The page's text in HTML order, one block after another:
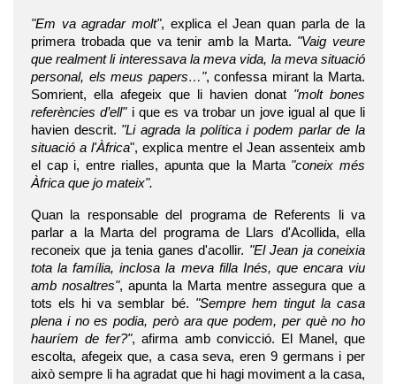
"Em va agradar molt", explica el Jean quan parla de la
primera trobada que va tenir amb la Marta. "Vaig veure
que realment li interessava la meva vida, la meva situació
personal, els meus papers…", confessa mirant la Marta.
Somrient, ella afegeix que li havien donat "molt bones
referències d’ell"i que es va trobar un jove igual al que li
havien descrit. "Li agrada la política i podem parlar de la
situació a l'Àfrica", explica mentre el Jean assenteix amb
el cap i, entre rialles, apunta que la Marta "coneix més
Àfrica que jo mateix".
Quan la responsable del programa de Referents li va
parlar a la Marta del programa de Llars d'Acollida, ella
reconeix que ja tenia ganes d'acollir. "El Jean ja coneixia
tota la família, inclosa la meva filla Inés, que encara viu
amb nosaltres", apunta la Marta mentre assegura que a
tots els hi va semblar bé. "Sempre hem tingut la casa
plena i no es podia, però ara que podem, per què no ho
hauríem de fer?", afirma amb convicció. El Manel, que
escolta, afegeix que, a casa seva, eren 9 germans i per
això sempre li ha agradat que hi hagi moviment a la casa,